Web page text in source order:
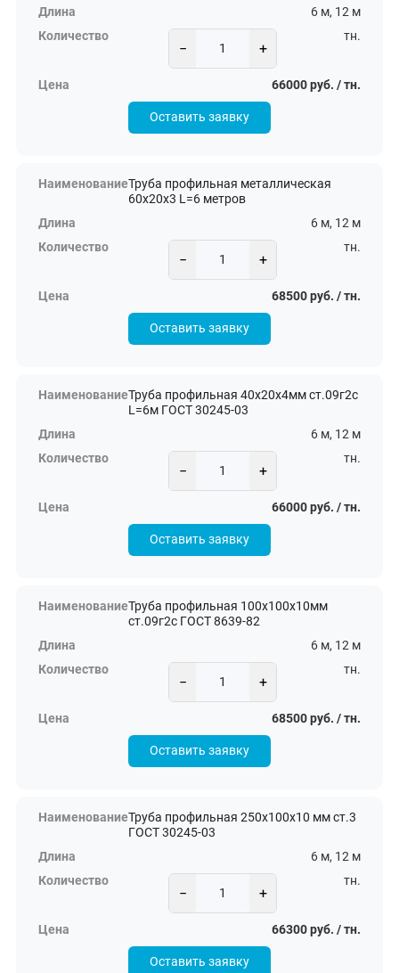
6 м, 12 м
− +
тн.
66000 руб. / тн.
Оставить заявку
Труба профильная металлическая
60х20х3 L=6 метров
6 м, 12 м
− +
тн.
68500 руб. / тн.
Оставить заявку
Труба профильная 40х20х4мм ст.09г2с
L=6м ГОСТ 30245-03
6 м, 12 м
− +
тн.
66000 руб. / тн.
Оставить заявку
Труба профильная 100х100х10мм
ст.09г2с ГОСТ 8639-82
6 м, 12 м
− +
тн.
68500 руб. / тн.
Оставить заявку
Труба профильная 250х100х10 мм ст.3
ГОСТ 30245-03
6 м, 12 м
− +
тн.
66300 руб. / тн.
Оставить заявку